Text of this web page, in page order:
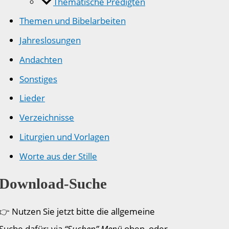
Themen und Bibelarbeiten
Jahreslosungen
Andachten
Sonstiges
Lieder
Verzeichnisse
Liturgien und Vorlagen
Worte aus der Stille
Suche
Nutzen Sie jetzt bitte die allgemeine